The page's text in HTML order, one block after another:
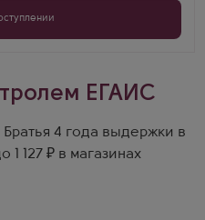
ЕГАИС
4 года выдержки в
1 127 ₽ в магазинах